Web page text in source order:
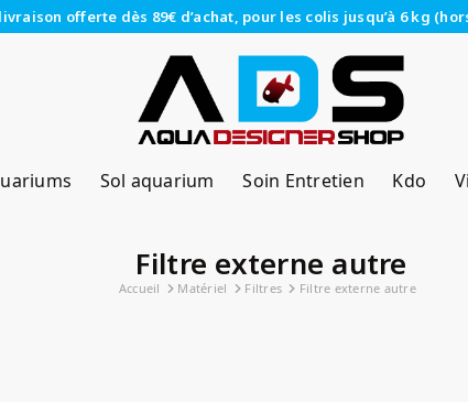
offerte dès 89€ d’achat, pour les colis jusqu’à 6 kg
Sol aquarium Soin Entretien Kdo
Filtre externe autre
Accueil Matériel Filtres Filtre externe autre